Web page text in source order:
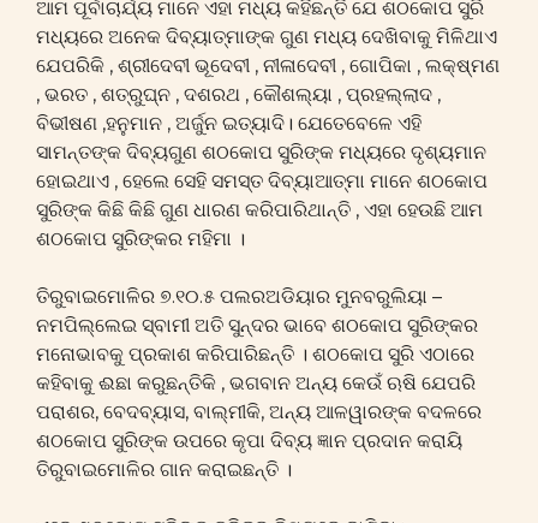
ଆମ ପୂର୍ବାଚାର୍ଯ୍ୟ ମାନେ ଏହା ମଧ୍ୟ କହିଛନ୍ତି ଯେ ଶଠକୋପ ସୁରି
ମଧ୍ୟରେ ଅନେକ ଦିବ୍ୟାତ୍ମାଙ୍କ ଗୁଣ ମଧ୍ୟ ଦେଖିବାକୁ ମିଳିଥାଏ
ଯେପରିକି , ଶ୍ରୀଦେବୀ ଭୂଦେବୀ , ନୀଳାଦେବୀ , ଗୋପିକା , ଲକ୍ଷ୍ମଣ
, ଭରତ , ଶତ୍ରୁଘ୍ନ , ଦଶରଥ , କୌଶଲ୍ୟା , ପ୍ରହଲ୍ଲାଦ ,
ବିଭୀଷଣ ,ହନୁମାନ , ଅର୍ଜୁନ ଇତ୍ୟାଦି। ଯେତେବେଳେ ଏହି
ସାମନ୍ତଙ୍କ ଦିବ୍ୟଗୁଣ ଶଠକୋପ ସୁରିଙ୍କ ମଧ୍ୟରେ ଦୃଶ୍ୟମାନ
ହୋଇଥାଏ , ହେଲେ ସେହି ସମସ୍ତ ଦିବ୍ୟାଆତ୍ମା ମାନେ ଶଠକୋପ
ସୁରିଙ୍କ କିଛି କିଛି ଗୁଣ ଧାରଣ କରିପାରିଥାନ୍ତି , ଏହା ହେଉଛି ଆମ
ଶଠକୋପ ସୁରିଙ୍କର ମହିମା ।
ତିରୁବାଇମୋଳିର ୭.୧୦.୫ ପଲରଅଡିୟାର ମୁନବରୁଲିୟା –
ନମପିଲ୍ଲେଇ ସ୍ବାମୀ ଅତି ସୁନ୍ଦର ଭାବେ ଶଠକୋପ ସୁରିଙ୍କର
ମନୋଭାବକୁ ପ୍ରକାଶ କରିପାରିଛନ୍ତି । ଶଠକୋପ ସୁରି ଏଠାରେ
କହିବାକୁ ଈଛା କରୁଛନ୍ତିକି , ଭଗବାନ ଅନ୍ୟ କେଉଁ ଋଷି ଯେପରି
ପରାଶର, ବେଦବ୍ୟାସ, ବାଲ୍ମୀକି, ଅନ୍ୟ ଆଳୱାରଙ୍କ ବଦଳରେ
ଶଠକୋପ ସୁରିଙ୍କ ଉପରେ କୃପା ଦିବ୍ୟ ଜ୍ଞାନ ପ୍ରଦାନ କରାୟି
ତିରୁବାଇମୋଳିର ଗାନ କରାଇଛନ୍ତି ।